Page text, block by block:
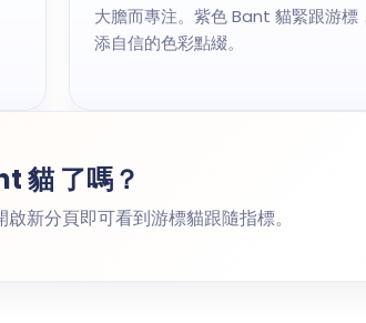
大膽而專注。紫色 Bant 貓緊跟游標
添自信的色彩點綴。
貓 了嗎？
新分頁即可看到游標貓跟隨指標。